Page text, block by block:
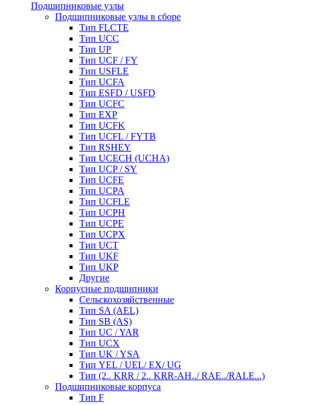
Подшипниковые узлы
Подшипниковые узлы в сборе
Тип FLCTE
Тип UCC
Тип UP
Тип UCF / FY
Тип USFLE
Тип UCFA
Тип ESFD / USFD
Тип UCFC
Тип EXP
Тип UCFK
Тип UCFL / FYTB
Тип RSHEY
Тип UCECH (UCHA)
Тип UCP / SY
Тип UCFE
Тип UCPA
Тип UCFLE
Тип UCPH
Тип UCPE
Тип UCPX
Тип UCT
Тип UKF
Тип UKP
Другие
Корпусные подшипники
Сельскохозяйственные
Тип SA (AEL)
Тип SB (AS)
Тип UC / YAR
Тип UCX
Тип UK / YSA
Тип YEL / UEL/ EX/ UG
Тип (2.. KRR / 2.. KRR-AH../ RAE../RALE...)
Подшипниковые корпуса
Тип F